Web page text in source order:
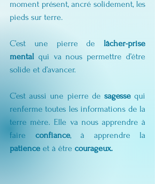
moment présent, ancré solidement, les
pieds sur terre.
C’est une pierre de lâcher-prise
mental qui va nous permettre d’être
solide et d’avancer.
C’est aussi une pierre de sagesse qui
renferme toutes les informations de la
terre mère. Elle va nous apprendre à
faire confiance
patience et à être courageux.